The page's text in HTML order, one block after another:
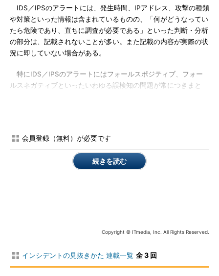
IDS／IPSのアラートには、発生時間、IPアドレス、攻撃の種類
や対策といった情報は含まれているものの、「何がどうなってい
たら危険であり、直ちに調査が必要である」といった判断・分析
の部分は、記載されないことが多い。また記載の内容が実際の状
況に即していない場合がある。
特にIDS／IPSのアラートにはフォールスポジティブ、フォー
ルスネガティブといったいわゆる誤検知の問題が常につきまと
を見つけ出す場合はどうかというと、膨大な量のアクセスログか
ら攻撃だけを抜き出すのはかなりの労力を必要とする。また、発
生時間や発生元のIPアドレスが不明であったり、過去にさかのぼ
素早い判断を行うためには切り分けの知識が必要
を最小限にとどめることにある。
会員登録（無料）が必要です
続きを読む
Copyright © ITmedia, Inc. All Rights Reserved.
インシデントの見抜きかた 連載一覧 全 3 回